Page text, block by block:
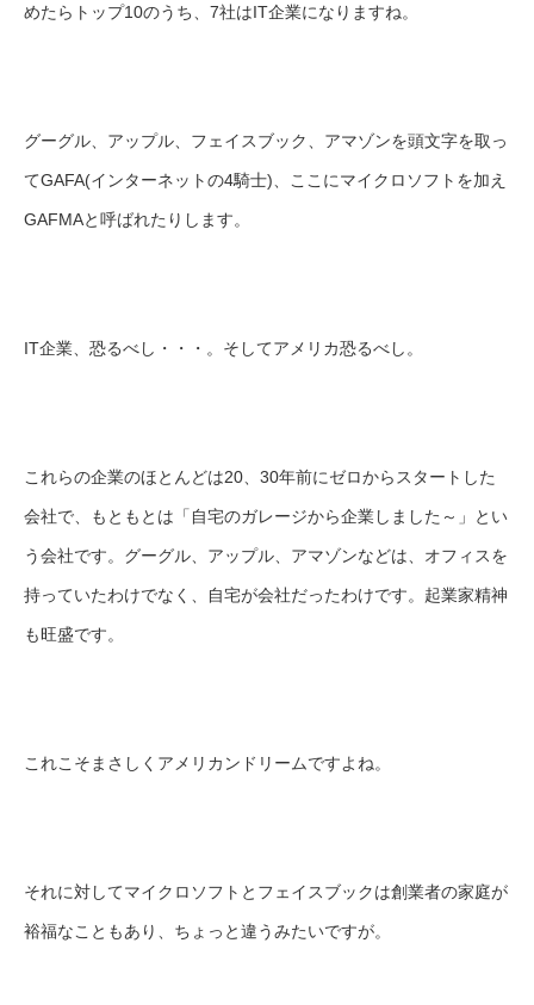
めたらトップ10のうち、7社はIT企業になりますね。
グーグル、アップル、フェイスブック、アマゾンを頭文字を取っ
てGAFA(インターネットの4騎士)、ここにマイクロソフトを加え
GAFMAと呼ばれたりします。
IT企業、恐るべし・・・。そしてアメリカ恐るべし。
これらの企業のほとんどは20、30年前にゼロからスタートした
会社で、もともとは「自宅のガレージから企業しました～」とい
う会社です。グーグル、アップル、アマゾンなどは、オフィスを
持っていたわけでなく、自宅が会社だったわけです。起業家精神
も旺盛です。
これこそまさしくアメリカンドリームですよね。
それに対してマイクロソフトとフェイスブックは創業者の家庭が
裕福なこともあり、ちょっと違うみたいですが。